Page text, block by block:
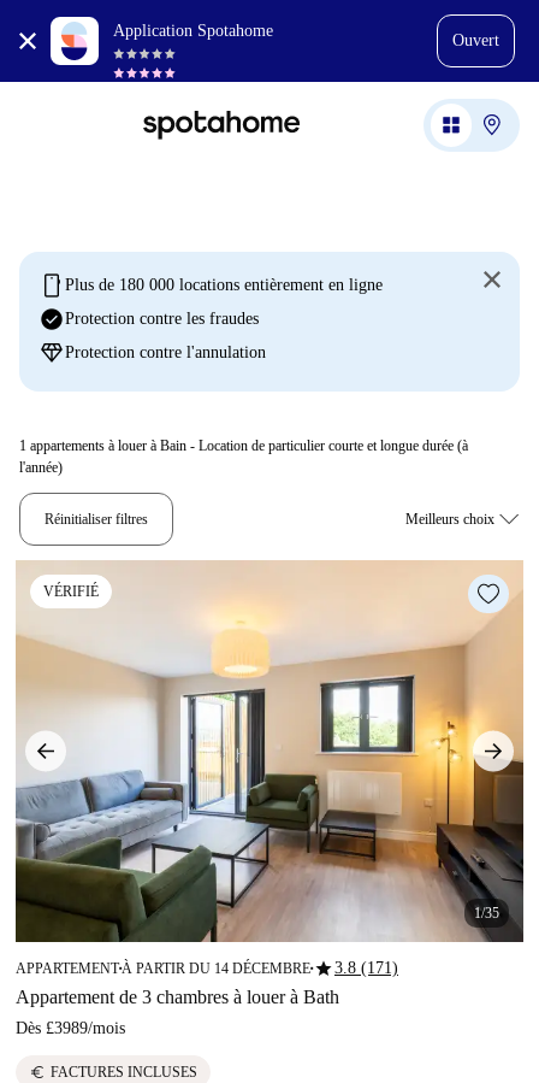
Application Spotahome
Ouvert
mobile Plus de 180 000 locations entièrement en ligne
check_circleProtection contre les fraudes
diamondProtection contre l'annulation
1 appartements à louer à Bain - Location de particulier courte et longue durée (à
l'année)
Réinitialiser filtres
VÉRIFIÉ
1/35
APPARTEMENT■À PARTIR DU 14 DÉCEMBRE■star3.8 (171)
Appartement de 3 chambres à louer à Bath
Dès £3989/mois
euro FACTURES INCLUSES